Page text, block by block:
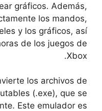
crear gráficos. Además,
los mandos,
y los gráficos, así
de los juegos de
Xbox.
los archivos de
(.exe), que se
Este emulador es